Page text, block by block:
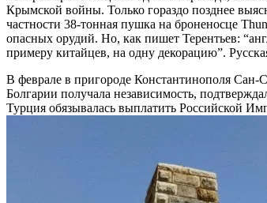
Крымской войны. Только гораздо позднее
частности 38-тонная пушка на броненосце
опасных орудий. Но, как пишет Терентьев:
примеру китайцев, на одну декорацию”.
В феврале в пригороде Константинополя Сан-
Болгарии получала независимость,
Турция обязывалась выплатить Российской